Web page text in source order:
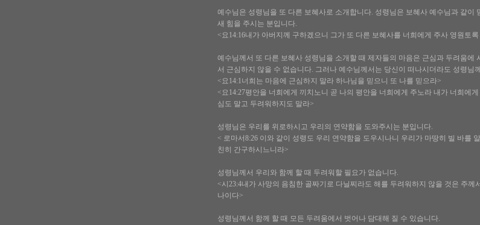
예수님은 성령님을 또 다른 보혜사로 소개합니다. 성령님은 보혜사 예수님과 같
새 힘을 주시는 분입니다.
<요14:16내가 아버지께 구하겠으니 그가 또 다른 보혜사를 너희에게 주사 영원토
예수님께서 또 다른 보혜사 성령님을 소개할 때 제자들의 마음은 근심과 두려움에
서 근심하지 않을 수 없습니다. 그러나 예수님께서는 당신이 떠나시더라도 성령
<요14:1너희는 마음에 근심하지 말라 하나님을 믿으니 또 나를 믿으라>
<요14:27평안을 너희에게 끼치노니 곧 나의 평안을 너희에게 주노라 내가 너희에
심도 말고 두려워하지도 말라>
성령님은 우리를 위로하시고 우리의 연약함을 도와주시는 분입니다.
< 로마서8:26 이와 같이 성령도 우리 연약함을 도우시나니 우리가 마땅히 빌 바를
친히 간구하시느니라>
성령님께서 우리와 함께 할 때 두려워할 필요가 없습니다.
<시23:4내가 사망의 음침한 골짜기로 다닐찌라도 해를 두려워하지 않을 것은 주
나이다>
성령님께서 함께 할 때 모든 두려움에서 벗어나 담대해 질 수 있습니다.